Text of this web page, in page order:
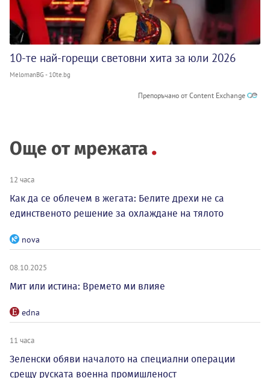
10-те най-горещи световни хита за юли 2026
MelomanBG - 10te.bg
Препоръчано от Content Exchange
Още от мрежата
12 часа
Как да се облечем в жегата: Белите дрехи не са
единственото решение за охлаждане на тялото
nova
08.10.2025
Мит или истина: Времето ми влияе
edna
11 часа
Зеленски обяви началото на специални операции
срещу руската военна промишленост